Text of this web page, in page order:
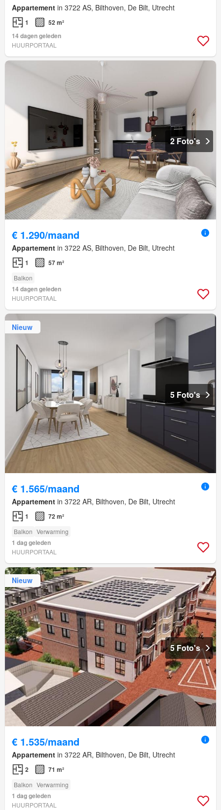
Appartement in 3722 AS, Bilthoven, De Bilt, Utrecht
1
52 m²
14 dagen geleden
HUURPORTAAL
2 Foto's
€ 1.290/maand
Appartement in 3722 AS, Bilthoven, De Bilt, Utrecht
1 57 m²
Balkon
14 dagen geleden
HUURPORTAAL
Nieuw
5 Foto's
€ 1.565/maand
Appartement in 3722 AR, Bilthoven, De Bilt, Utrecht
1 72 m²
Balkon Verwarming
1 dag geleden
HUURPORTAAL
Nieuw
5 Foto's
€ 1.535/maand
Appartement in 3722 AR, Bilthoven, De Bilt, Utrecht
2 71 m²
Balkon Verwarming
1 dag geleden
HUURPORTAAL